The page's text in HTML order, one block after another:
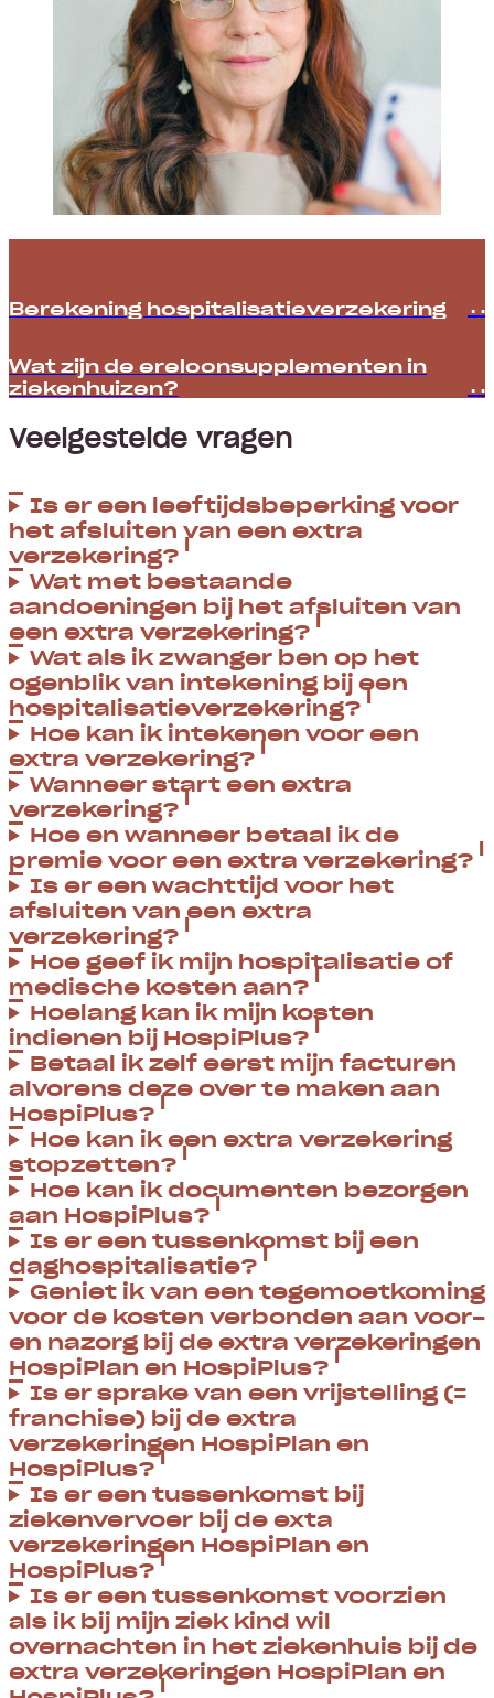
Berekening hospitalisatie­­verzekering
Wat zijn de ereloonsupplementen in
ziekenhuizen?
Veelgestelde vragen
Is er een leeftijdsbeperking voor
het afsluiten van een extra
verzekering?
Wat met bestaande
aandoeningen bij het afsluiten van
een extra verzekering?
Wat als ik zwanger ben op het
ogenblik van intekening bij een
hospitalisatieverzekering?
Hoe kan ik intekenen voor een
extra verzekering?
Wanneer start een extra
verzekering?
Hoe en wanneer betaal ik de
premie voor een extra verzekering?
Is er een wachttijd voor het
afsluiten van een extra
verzekering?
Hoe geef ik mijn hospitalisatie of
medische kosten aan?
Hoelang kan ik mijn kosten
indienen bij HospiPlus?
Betaal ik zelf eerst mijn facturen
alvorens deze over te maken aan
HospiPlus?
Hoe kan ik een extra verzekering
stopzetten?
Hoe kan ik documenten bezorgen
aan HospiPlus?
Is er een tussenkomst bij een
daghospitalisatie?
Geniet ik van een tegemoetkoming
voor de kosten verbonden aan voor-
en nazorg bij de extra verzekeringen
HospiPlan en HospiPlus?
Is er sprake van een vrijstelling (=
franchise) bij de extra
verzekeringen HospiPlan en
HospiPlus?
Is er een tussenkomst bij
ziekenvervoer bij de exta
verzekeringen HospiPlan en
HospiPlus?
Is er een tussenkomst voorzien
als ik bij mijn ziek kind wil
overnachten in het ziekenhuis bij de
extra verzekeringen HospiPlan en